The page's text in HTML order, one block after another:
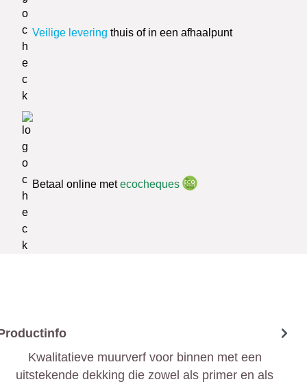
Veilige levering thuis of in een afhaalpunt
Betaal online metecocheques
Kwalitatieve muurverf voor binnen met een
uitstekende dekking die zowel als primer en als